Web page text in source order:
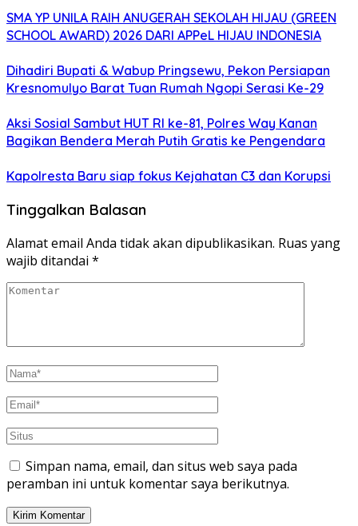
SMA YP UNILA RAIH ANUGERAH SEKOLAH HIJAU (GREEN
SCHOOL AWARD) 2026 DARI APPeL HIJAU INDONESIA
Dihadiri Bupati & Wabup Pringsewu, Pekon Persiapan
Kresnomulyo Barat Tuan Rumah Ngopi Serasi Ke-29
Aksi Sosial Sambut HUT RI ke-81, Polres Way Kanan
Bagikan Bendera Merah Putih Gratis ke Pengendara
Kapolresta Baru siap fokus Kejahatan C3 dan Korupsi
Tinggalkan Balasan
Alamat email Anda tidak akan dipublikasikan. Ruas yang
wajib ditandai *
Simpan nama, email, dan situs web saya pada
peramban ini untuk komentar saya berikutnya.